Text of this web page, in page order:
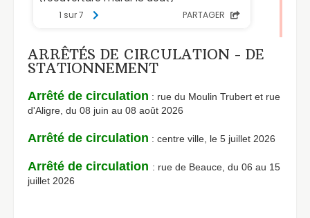
ARRÊTÉS DE CIRCULATION - DE
STATIONNEMENT
Arrêté de circulation : rue du Moulin Trubert et rue
d'Aligre, du 08 juin au 08 août 2026
Arrêté de circulation : centre ville, le 5 juillet 2026
Arrêté de circulation : rue de Beauce, du 06 au 15
juillet 2026